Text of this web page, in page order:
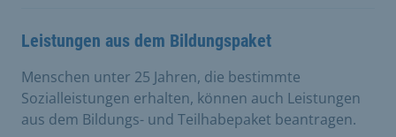
Leistungen aus dem Bildungspaket
Menschen unter 25 Jahren, die bestimmte
Sozialleistungen erhalten, können auch Leistungen
aus dem Bildungs- und Teilhabepaket beantragen.